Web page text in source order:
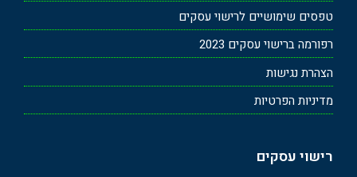
טפסים שימושיים לרישוי עסקים
רפורמה ברישוי עסקים 2023
הצהרת נגישות
מדיניות הפרטיות
רישוי עסקים